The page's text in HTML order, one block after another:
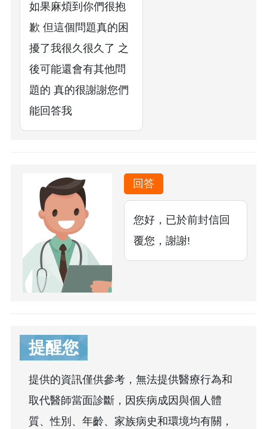
如果麻煩到你們很抱
歉 但這個問題真的困
擾了我很久很久了 之
後可能還會有其他問
題的 真的很謝謝您們
能回答我
回答
您好，已於前封信回
覆您，謝謝!
提醒您
提供的資訊僅供參考，無法提供醫療行為和
取代醫師當面診斷，因疾病成因與個人體
質、性別、年齡、家族病史和環境均有關，